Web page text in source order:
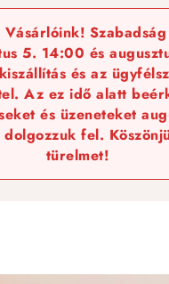
Vásárlóink!
5. 14:00 és
és az
Az ez idő alatt
és üzeneteket
dolgozzuk fel.
türelmet!